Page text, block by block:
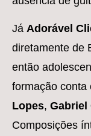
Já Adorável
diretamente de
então
formação conta
Lopes, Gabriel
Composições